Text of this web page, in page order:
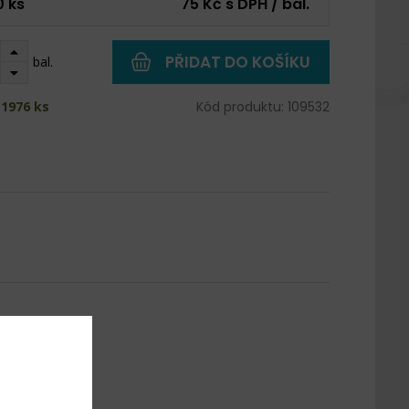
bal. PŘIDAT DO KOŠÍKU
ks Kód produktu: 109532